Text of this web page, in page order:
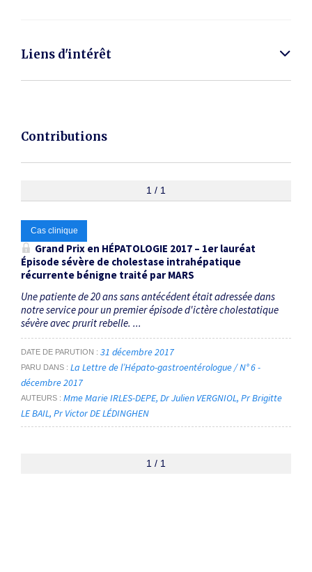
Liens d'intérêt
Contributions
1 / 1
Cas clinique
Grand Prix en HÉPATOLOGIE 2017 – 1er lauréat
Épisode sévère de cholestase intrahépatique
récurrente bénigne traité par MARS
Une patiente de 20 ans sans antécédent était adressée dans
notre service pour un premier épisode d'ictère cholestatique
sévère avec prurit rebelle. ...
DATE DE PARUTION 31 décembre 2017
PARU DANS
La Lettre de l’Hépato-gastroentérologue / N° 6 -
décembre 2017
AUTEURS Mme Marie IRLES-DEPE Dr Julien VERGNIOL Pr Brigitte
LE BAIL Pr Victor DE LÉDINGHEN
1 / 1